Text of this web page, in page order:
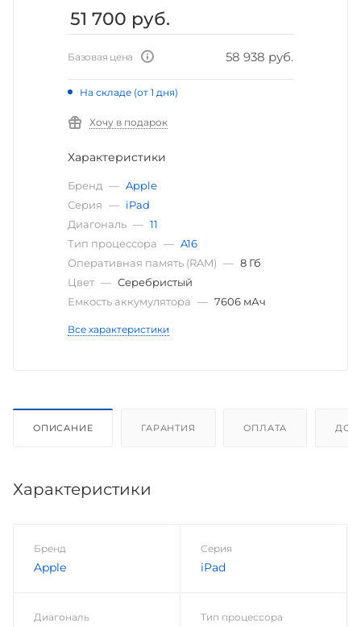
51 700 руб.
Базовая цена 58 938 руб.
На складе (от 1 дня)
Хочу в подарок
Характеристики
Бренд — Apple
Серия — iPad
Диагональ — 11
Тип процессора — A16
Оперативная память (RAM) — 8 Гб
Цвет — Серебристый
Емкость аккумулятора — 7606 мАч
Все характеристики
ОПИСАНИЕ ГАРАНТИЯ ОПЛАТА
Характеристики
Бренд
Apple
Серия
iPad
Диагональ Тип процессора